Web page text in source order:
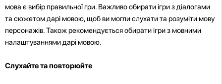
мова є вибір правильної гри. Важливо обирати ігри з діалогами
та сюжетом дарі мовою, щоб ви могли слухати та розуміти мову
персонажів. Також рекомендується обирати ігри з мовними
налаштуваннями дарі мовою.
Слухайте та повторюйте